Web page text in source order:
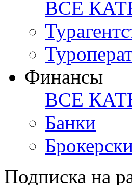
ВСЕ
Финансы
ВСЕ
Банки
Подписка на